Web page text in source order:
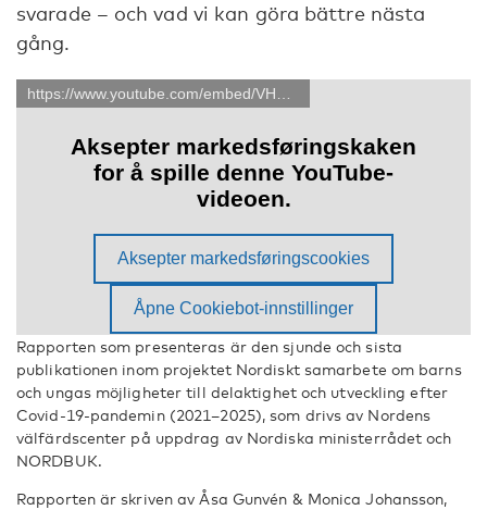
svarade – och vad vi kan göra bättre nästa
gång.
Rapporten som presenteras är den sjunde och sista
publikationen inom projektet Nordiskt samarbete om barns
och ungas möjligheter till delaktighet och utveckling efter
Covid-19-pandemin (2021–2025), som drivs av Nordens
välfärdscenter på uppdrag av Nordiska ministerrådet och
NORDBUK.
Rapporten är skriven av Åsa Gunvén & Monica Johansson,